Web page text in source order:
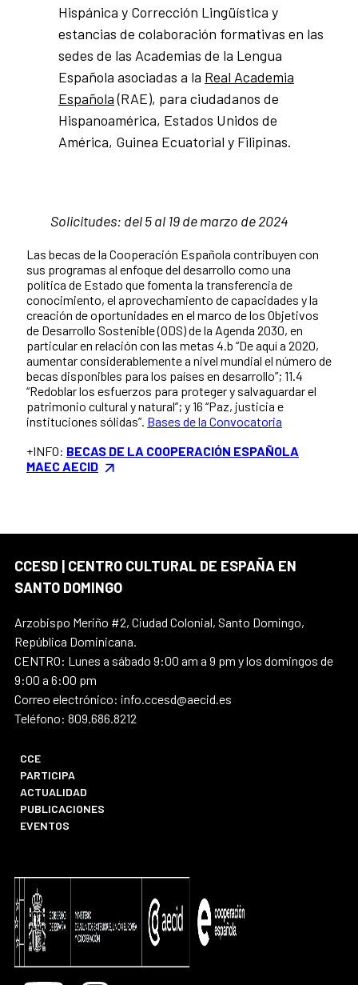
Hispánica y Corrección Lingüística y
estancias de colaboración formativas en las
sedes de las Academias de la Lengua
Española asociadas a la Real Academia
Española(RAE), para ciudadanos de
Hispanoamérica, Estados Unidos de
América, Guinea Ecuatorial y Filipinas.
Solicitudes: del 5 al 19 de marzo de 2024
Las becas de la Cooperación Española contribuyen con
sus programas al enfoque del desarrollo como una
política de Estado que fomenta la transferencia de
conocimiento, el aprovechamiento de capacidades y la
creación de oportunidades en el marco de los Objetivos
de Desarrollo Sostenible (ODS) de la Agenda 2030, en
particular en relación con las metas 4.b “De aquí a 2020,
aumentar considerablemente a nivel mundial el número de
becas disponibles para los países en desarrollo”; 11.4
“Redoblar los esfuerzos para proteger y salvaguardar el
patrimonio cultural y natural”; y 16 “Paz, justicia e
instituciones sólidas”. Bases de la Convocatoria
+INFO: BECAS DE LA COOPERACIÓN ESPAÑOLA
MAEC AECID
CCESD | CENTRO CULTURAL DE ESPAÑA EN
SANTO DOMINGO
Arzobispo Meriño #2, Ciudad Colonial, Santo Domingo,
República Dominicana.
CENTRO: Lunes a sábado 9:00 am a 9 pm y los domingos de
9:00 a 6:00 pm
Correo electrónico: info.ccesd@aecid.es
Teléfono: 809.686.8212
CCE
PARTICIPA
ACTUALIDAD
PUBLICACIONES
EVENTOS